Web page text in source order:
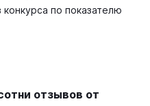
по показателю
отзывов от